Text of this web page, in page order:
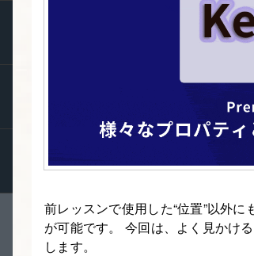
前レッスンで使用した“位置”以外
が可能です。 今回は、よく見かけ
します。